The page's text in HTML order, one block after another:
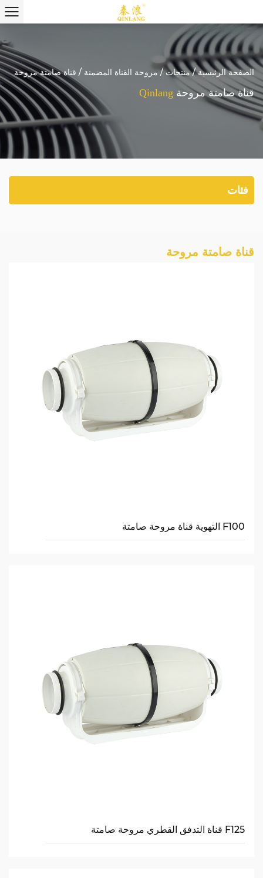
الصفحة الرئيسية/منتجات/مروحة القناة المضمنة / قناة صامتة مروحة
قناة صامتة مروحة Qinlang
فئات
قناة صامتة مروحة
F100 التهوية قناة مروحة صامتة
F125 قناة التدفق القطري مروحة صامتة